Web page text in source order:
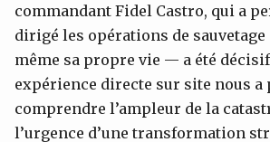
commandant Fidel Castro, qui a
dirigé les opérations de
même sa propre vie — a été
expérience directe sur site nous a
comprendre l’ampleur de la
l’urgence d’une transformation